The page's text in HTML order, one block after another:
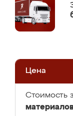
Цена
Стоимость